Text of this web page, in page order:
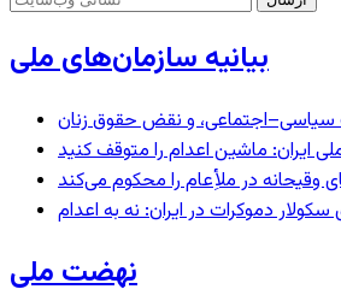
بیانیه سازمان‌های ملی
سیاسی–اجتماعی، و نقض حقوق زنان
وقیحانه در ملأِعام را محکوم می‌کند
دموکرات در ایران: نه به اعدام
نهضت ملی